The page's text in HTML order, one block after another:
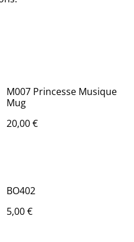
M007 Princesse Musique
Mug
20,00 €
BO402
5,00 €